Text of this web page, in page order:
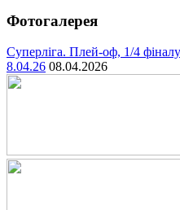
Фотогалерея
Суперліга. Плей-оф, 1/4
8.04.26 08.04.2026